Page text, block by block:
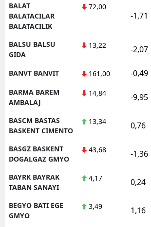
BALAT
BALATACILAR
BALATACILIK
72,00
-1,71
BALSU BALSU
GIDA
13,22 -2,07
BANVT BANVIT 161,00 -0,49
BARMA BAREM
AMBALAJ
14,84 -9,95
BASCM BASTAS
BASKENT CIMENTO
13,34 0,76
BASGZ BASKENT
DOGALGAZ GMYO
43,68 -1,36
BAYRK BAYRAK
TABAN SANAYI
4,17 0,24
BEGYO BATI EGE
GMYO
3,49 1,16